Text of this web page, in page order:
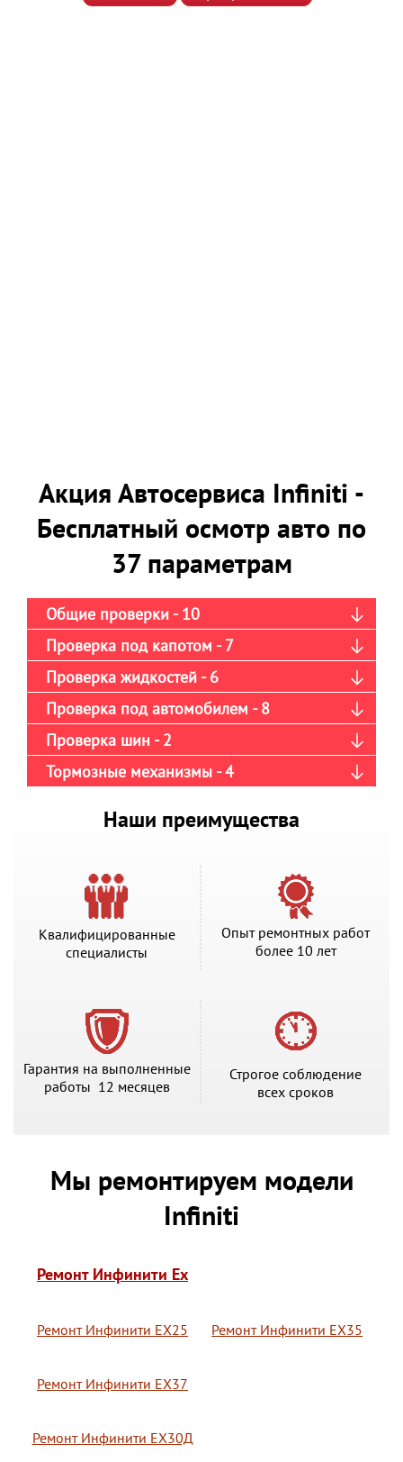
Акция Автосервиса Infiniti -
Бесплатный осмотр авто по
37 параметрам
Общие проверки - 10
Проверка под капотом - 7
Проверка жидкостей - 6
Проверка под автомобилем - 8
Проверка шин - 2
Тормозные механизмы - 4
Наши преимущества
Квалифицированные
специалисты
Опыт ремонтных работ
более 10 лет
Гарантия на выполненные
работы 12 месяцев
Строгое соблюдение
всех сроков
Мы ремонтируем модели
Infiniti
Ремонт Инфинити Ex
Ремонт Инфинити ЕХ25 Ремонт Инфинити ЕХ35
Ремонт Инфинити ЕХ37
Ремонт Инфинити ЕХ30Д